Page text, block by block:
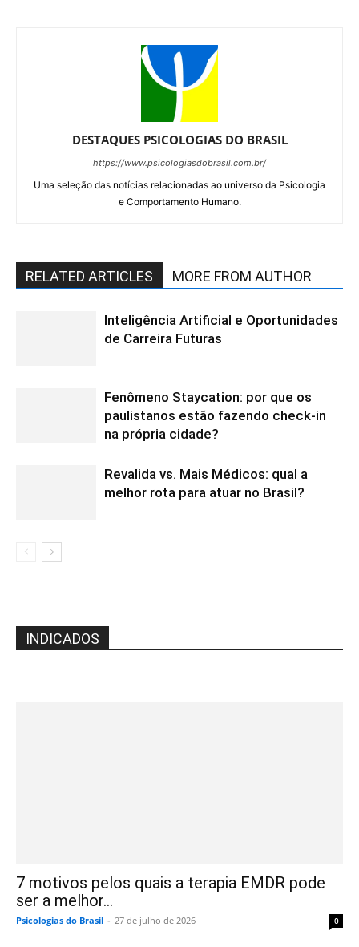
DESTAQUES PSICOLOGIAS DO BRASIL
https://www.psicologiasdobrasil.com.br/
Uma seleção das notícias relacionadas ao universo da Psicologia
e Comportamento Humano.
RELATED ARTICLES MORE FROM AUTHOR
Inteligência Artificial e Oportunidades
de Carreira Futuras
Fenômeno Staycation: por que os
paulistanos estão fazendo check-in
na própria cidade?
Revalida vs. Mais Médicos: qual a
melhor rota para atuar no Brasil?
INDICADOS
7 motivos pelos quais a terapia EMDR pode
ser a melhor...
Psicologias do Brasil - 27 de julho de 2026 0